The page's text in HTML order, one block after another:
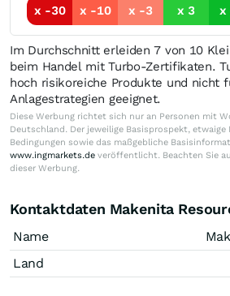
x -30
x -10 x -3 x 3 x
Im Durchschnitt erleiden 7 von 10
beim Handel mit Turbo-Zertifikaten.
hoch risikoreiche Produkte und nicht
Anlagestrategien geeignet.
Diese Werbung richtet sich nur an Personen mit
Deutschland. Der jeweilige Basisprospekt, etwaige
Bedingungen sowie das maßgebliche
www.ingmarkets.de veröffentlicht. Beachten Sie
dieser Werbung.
Kontaktdaten Makenita
Name
Land